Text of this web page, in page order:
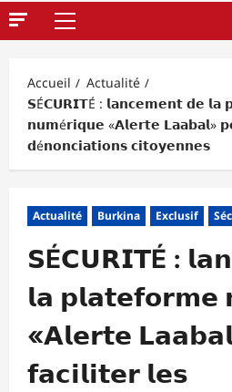
Menu
Accueil
Actualité
𝗦É𝗖𝗨𝗥𝗜𝗧É : 𝗹𝗮𝗻𝗰𝗲𝗺𝗲𝗻𝘁 𝗱𝗲 𝗹𝗮
𝗻𝘂𝗺é𝗿𝗶𝗾𝘂𝗲 «𝗔𝗹𝗲𝗿𝘁𝗲 𝗟𝗮𝗮𝗯𝗮𝗹»
𝗱é𝗻𝗼𝗻𝗰𝗶𝗮𝘁𝗶𝗼𝗻𝘀 𝗰𝗶𝘁𝗼𝘆𝗲𝗻𝗻𝗲𝘀
Actualité Burkina Exclusif
𝗦É𝗖𝗨𝗥𝗜𝗧É :
𝗹𝗮
«𝗔𝗹𝗲𝗿𝘁𝗲
𝗳𝗮𝗰𝗶𝗹𝗶𝘁𝗲𝗿 𝗹𝗲𝘀